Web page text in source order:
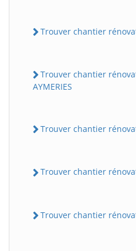
Trouver chantier
Trouver chantier
AYMERIES
Trouver chantier
Trouver chantier
Trouver chantier